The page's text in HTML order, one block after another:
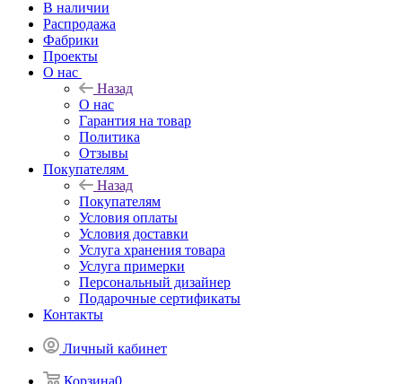
В наличии
Распродажа
Фабрики
Проекты
О нас
Назад
О нас
Гарантия на товар
Политика
Отзывы
Покупателям
Назад
Покупателям
Условия оплаты
Условия доставки
Услуга хранения товара
Услуга примерки
Персональный дизайнер
Контакты
Личный кабинет